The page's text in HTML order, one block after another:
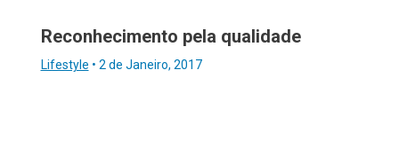
Reconhecimento pela qualidade
Lifestyle • 2 de Janeiro, 2017